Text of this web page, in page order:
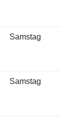
Samstag
Samstag